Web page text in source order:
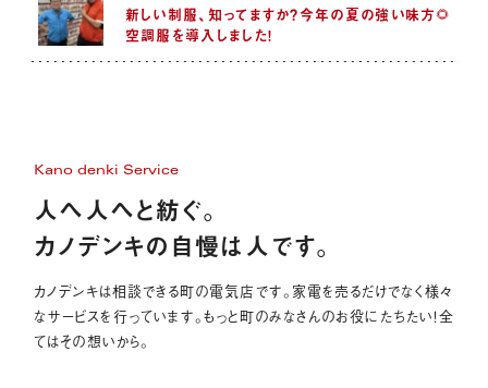
新しい制服、知ってますか？今年の夏の強い味方🌻
空調服を導入しました！
Kano denki Service
人へ人へと紡ぐ。
カノデンキの自慢は人です。
カノデンキは相談できる町の電気店です。家電を売るだけでなく様々
なサービスを行っています。もっと町のみなさんのお役にたちたい！全
てはその想いから。